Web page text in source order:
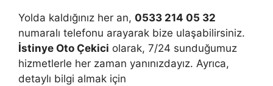
Yolda kaldığınız her an, 0533 214 05 32
numaralı telefonu arayarak bize ulaşabilirsiniz.
İstinye Oto Çekici olarak, 7/24 sunduğumuz
hizmetlerle her zaman yanınızdayız. Ayrıca,
detaylı bilgi almak için